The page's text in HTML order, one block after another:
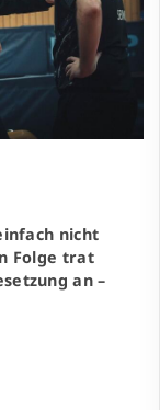
nicht
Folge trat
an –